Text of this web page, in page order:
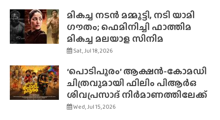
മികച്ച നടൻ മമ്മൂട്ടി, നടി യാമി
ഗൗതം; ഫെമിനിച്ചി ഫാത്തിമ
മികച്ച മലയാള സിനിമ
Sat, Jul 18, 2026
‘പൊടിപൂരം’ ആക്ഷൻ-കോമഡി
ചിത്രവുമായി ഫിലിം പിആർഒ
ശിവപ്രസാദ് നിർമാണത്തിലേക്ക്
Wed, Jul 15, 2026